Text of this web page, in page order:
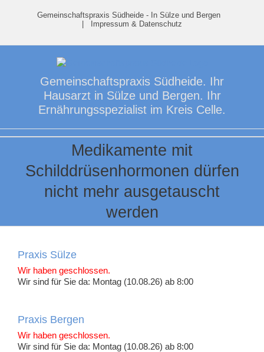
Gemeinschaftspraxis Südheide - In Sülze und Bergen
Impressum & Datenschutz
Gemeinschaftspraxis Südheide. Ihr
Hausarzt in Sülze und Bergen. Ihr
Ernährungsspezialist im Kreis Celle.
Medikamente mit
Schilddrüsenhormonen dürfen
nicht mehr ausgetauscht
werden
Praxis Sülze
Wir haben geschlossen.
Wir sind für Sie da: Montag (10.08.26) ab 8:00
Praxis Bergen
Wir haben geschlossen.
Wir sind für Sie da: Montag (10.08.26) ab 8:00